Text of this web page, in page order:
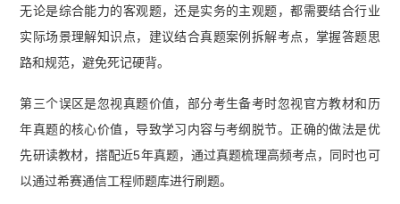
无论是综合能力的客观题，还是实务的主观题，都需要结合行业
实际场景理解知识点，建议结合真题案例拆解考点，掌握答题思
路和规范，避免死记硬背。
第三个误区是忽视真题价值，部分考生备考时忽视官方教材和历
年真题的核心价值，导致学习内容与考纲脱节。正确的做法是优
先研读教材，搭配近5年真题，通过真题梳理高频考点，同时也可
以通过希赛通信工程师题库进行刷题。